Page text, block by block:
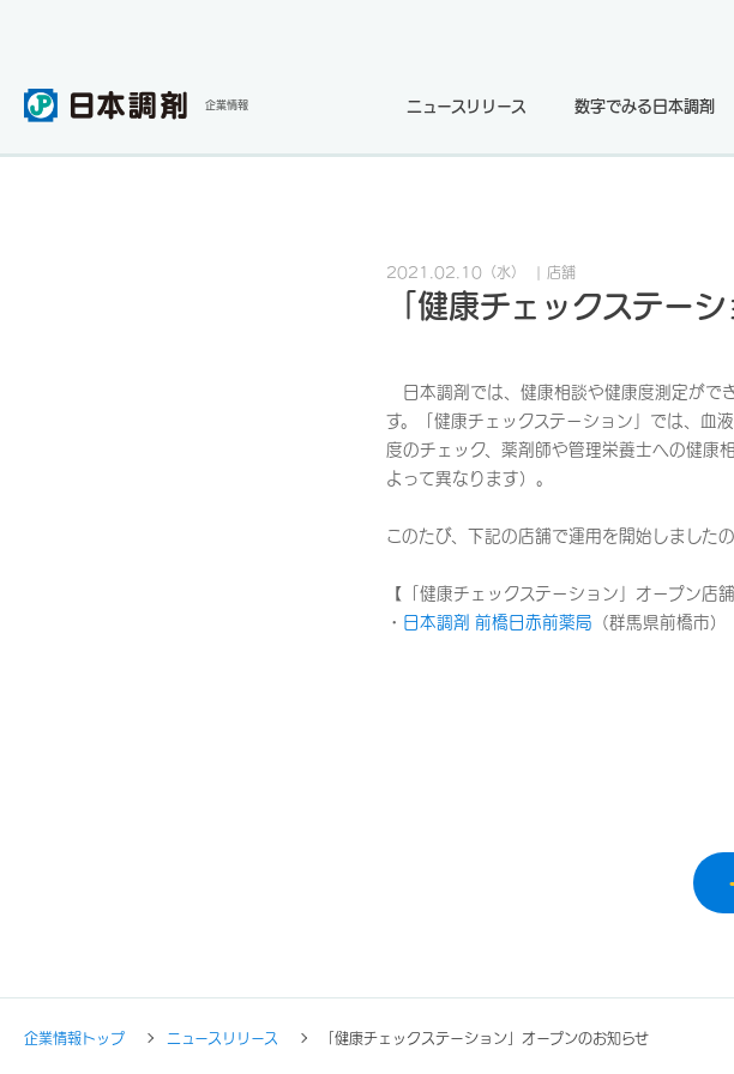
企業情報 ニュースリリース 数字でみる日本調剤
2021.02.10 （水） 店舗
「健康チェックステー
日本調剤では、健康相談や健康度測定がで
す。「健康チェックステーション」では、血
度のチェック、薬剤師や管理栄養士への健康
よって異なります）。
このたび、下記の店舗で運用を開始しました
【「健康チェックステーション」オープン店舗
・ 日本調剤 前橋日赤前薬局 （群馬県前橋市）
企業情報トップ ニュースリリース 「健康チェックステーション」オープンのお知らせ